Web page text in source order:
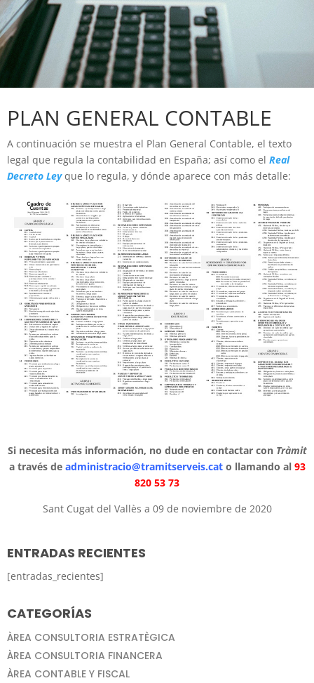
PLAN GENERAL CONTABLE
A continuación se muestra el Plan General Contable, el texto
legal que regula la contabilidad en España; así como el Real
Decreto Leyque lo regula, y dónde aparece con más detalle:
Si necesita más información, no dude en contactar con Tràmit
a través de administracio@tramitserveis.cato llamando al93
820 53 73
Sant Cugat del Vallès a 09 de noviembre de 2020
ENTRADAS RECIENTES
[entradas_recientes]
CATEGORÍAS
ÀREA CONSULTORIA ESTRATÈGICA
ÀREA CONSULTORIA FINANCERA
ÀREA CONTABLE Y FISCAL